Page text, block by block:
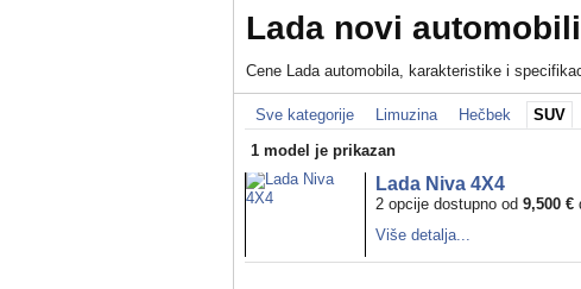
Lada novi
Cene Lada automobila, karakteristike i
Sve kategorije Limuzina Hečbek SUV
1 model je prikazan
Lada Niva 4X4
2 opcije dostupno od 9,500 €
Više detalja...